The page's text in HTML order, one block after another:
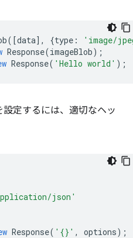
([data], {type :
'image/
Response(imageBlob);
Response( 'Hello world' );
設定するには、適切なヘッ
json'
Response( '{}' , options);